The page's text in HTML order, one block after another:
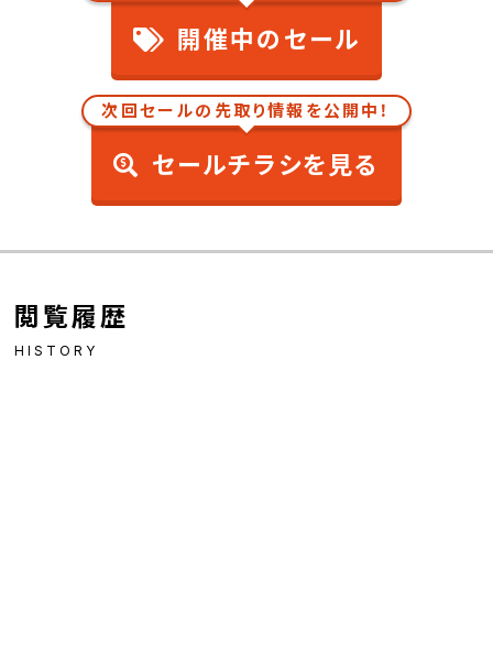
開催中のセール
次回セールの先取り情報を公開中！
セールチラシを見る
閲覧履歴
HISTORY